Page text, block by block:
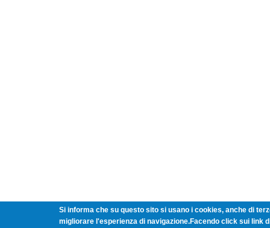
Si informa che su questo sito si usano i cookies, anche di
migliorare l'esperienza di navigazione.Facendo click sui link